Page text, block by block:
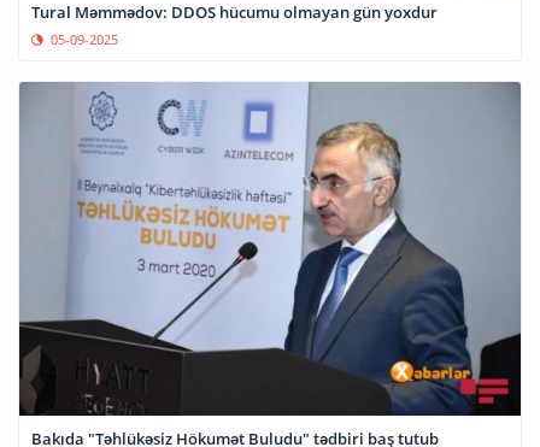
Tural Məmmədov: DDOS hücumu olmayan gün yoxdur
05-09-2025
Bakıda "Təhlükəsiz Hökumət Buludu" tədbiri baş tutub